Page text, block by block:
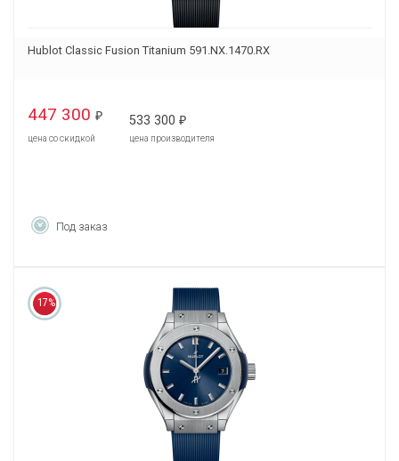
Hublot Classic Fusion Titanium 591.NX.1470.RX
447 300 ₽
цена со скидкой
533 300 ₽
цена производителя
Под заказ
17%